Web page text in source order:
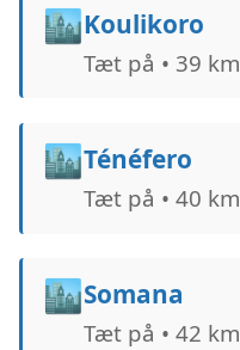
🏙️Koulikoro
Tæt på • 39 km
🏙️Ténéfero
Tæt på • 40 km
🏙️Somana
Tæt på • 42 km